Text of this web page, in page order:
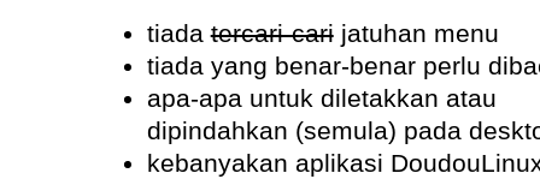
tiadatercari-carijatuhan menu
tiada yang benar-benar perlu
apa-apa untuk diletakkan atau
dipindahkan (semula) pada
kebanyakan aplikasi